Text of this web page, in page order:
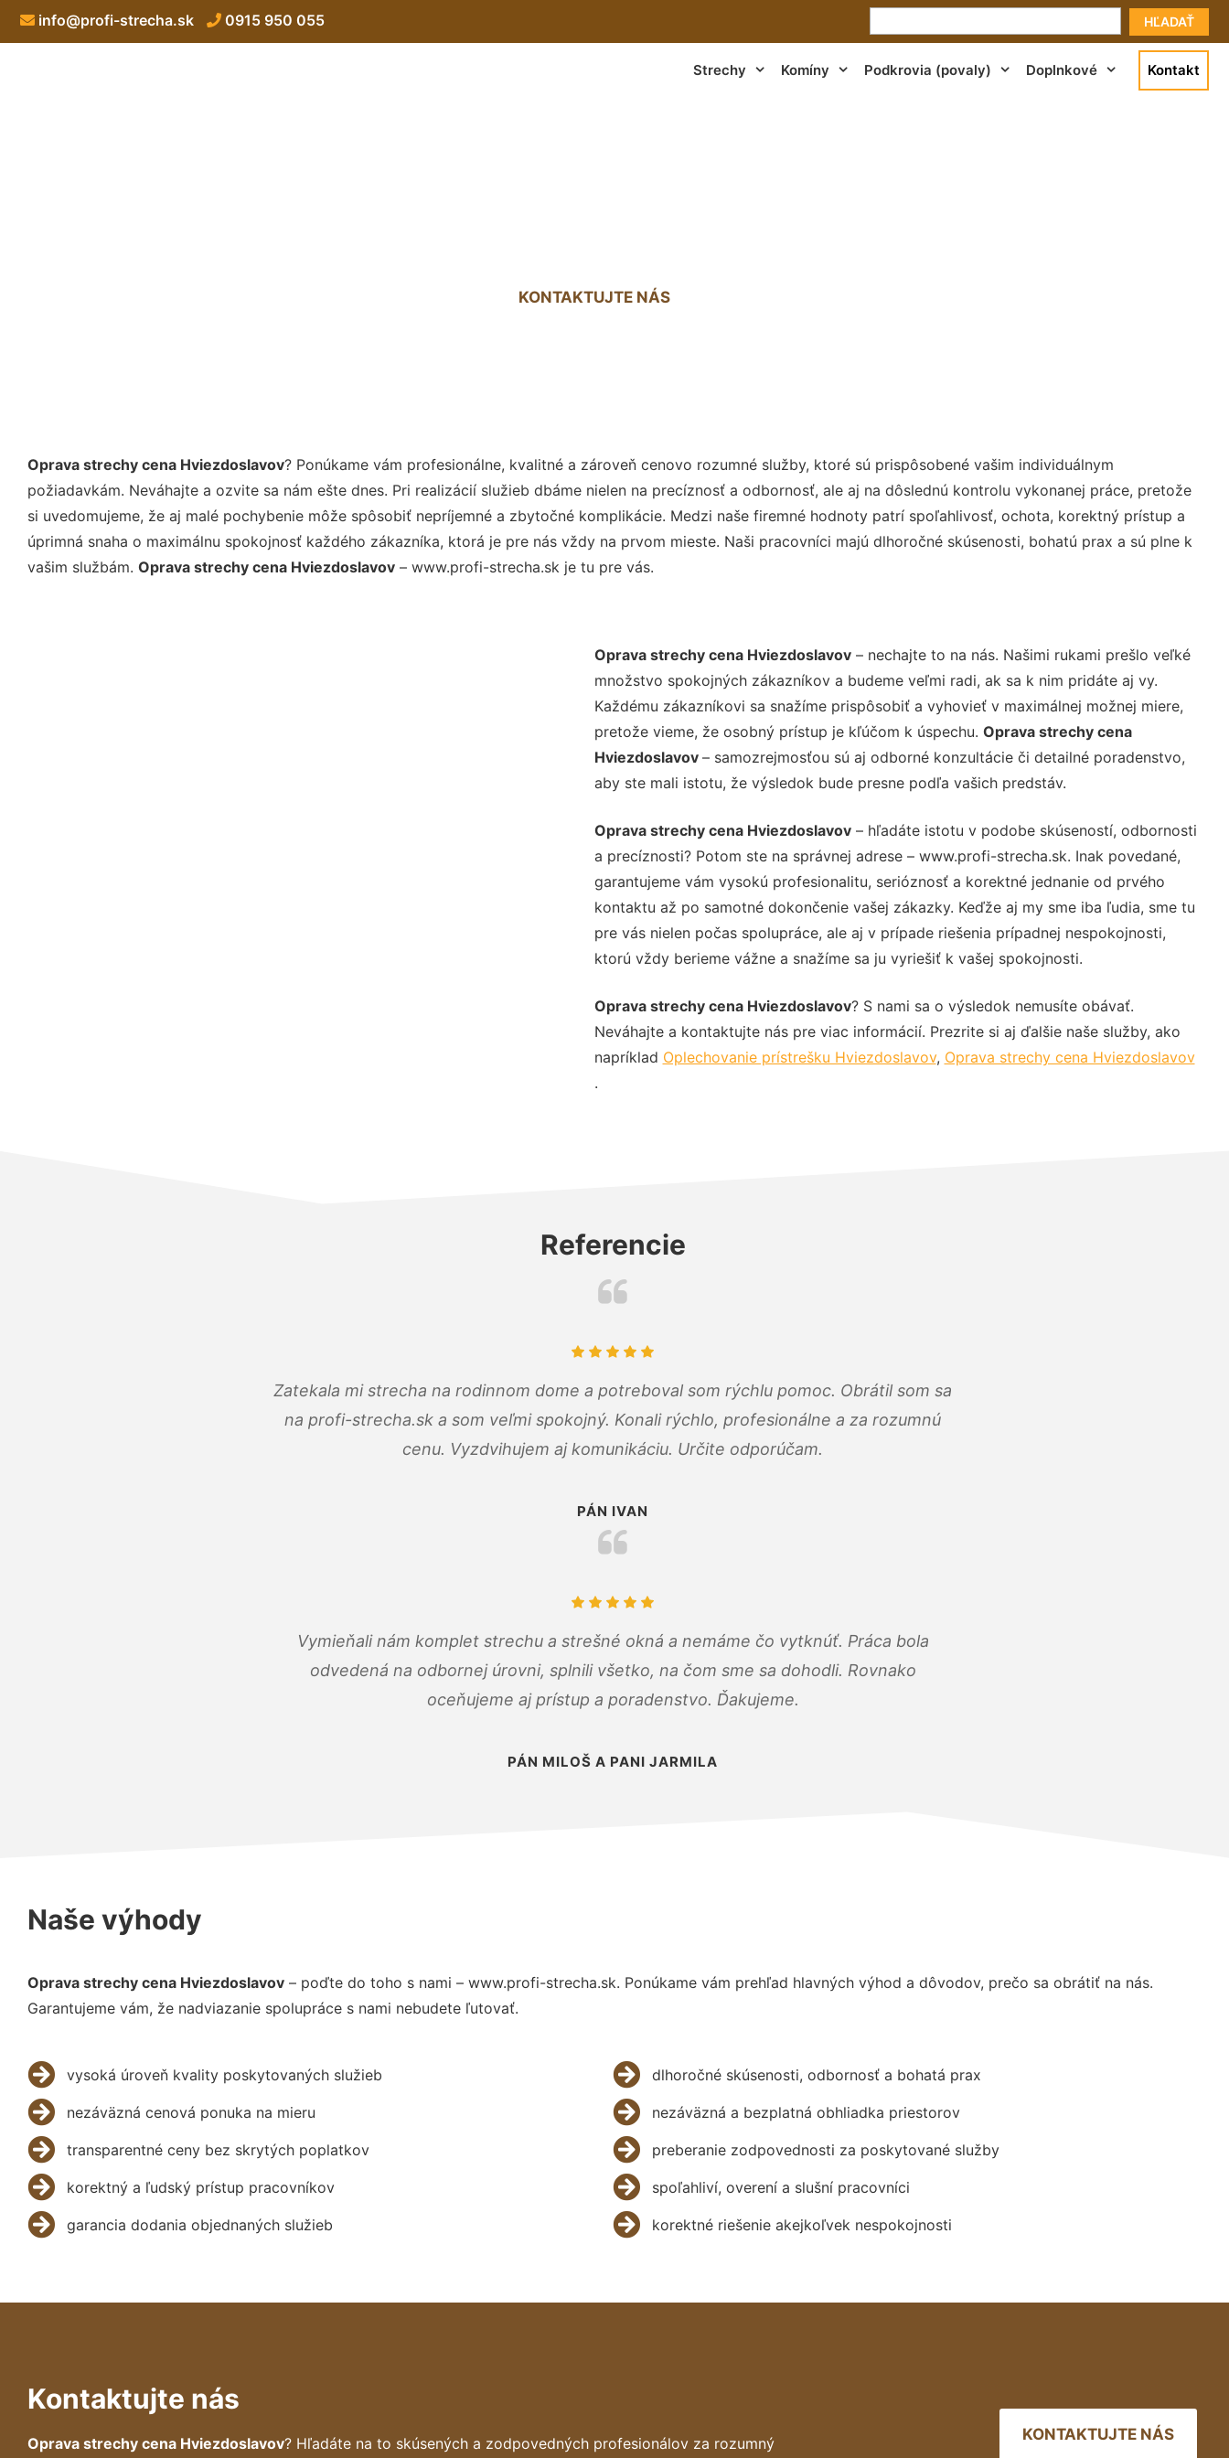
HĽADAŤ
info@profi-strecha.sk 0915 950 055
Strechy Komíny Podkrovia (povaly) Doplnkové Kontakt
KONTAKTUJTE NÁS
Oprava strechy cena Hviezdoslavov? Ponúkame vám profesionálne, kvalitné a zároveň cenovo rozumné služby, ktoré sú prispôsobené vašim individuálnym
požiadavkám. Neváhajte a ozvite sa nám ešte dnes. Pri realizácií služieb dbáme nielen na precíznosť a odbornosť, ale aj na dôslednú kontrolu vykonanej práce, pretože
si uvedomujeme, že aj malé pochybenie môže spôsobiť nepríjemné a zbytočné komplikácie. Medzi naše firemné hodnoty patrí spoľahlivosť, ochota, korektný prístup a
úprimná snaha o maximálnu spokojnosť každého zákazníka, ktorá je pre nás vždy na prvom mieste. Naši pracovníci majú dlhoročné skúsenosti, bohatú prax a sú plne k
vašim službám. Oprava strechy cena Hviezdoslavov – www.profi-strecha.sk je tu pre vás.
Oprava strechy cena Hviezdoslavov– nechajte to na nás. Našimi rukami prešlo veľké
množstvo spokojných zákazníkov a budeme veľmi radi, ak sa k nim pridáte aj vy.
Každému zákazníkovi sa snažíme prispôsobiť a vyhovieť v maximálnej možnej miere,
pretože vieme, že osobný prístup je kľúčom k úspechu. Oprava strechy cena
Hviezdoslavov – samozrejmosťou sú aj odborné konzultácie či detailné poradenstvo,
aby ste mali istotu, že výsledok bude presne podľa vašich predstáv.
Oprava strechy cena Hviezdoslavov– hľadáte istotu v podobe skúseností, odbornosti
a precíznosti? Potom ste na správnej adrese – www.profi-strecha.sk. Inak povedané,
garantujeme vám vysokú profesionalitu, serióznosť a korektné jednanie od prvého
kontaktu až po samotné dokončenie vašej zákazky. Keďže aj my sme iba ľudia, sme tu
pre vás nielen počas spolupráce, ale aj v prípade riešenia prípadnej nespokojnosti,
ktorú vždy berieme vážne a snažíme sa ju vyriešiť k vašej spokojnosti.
Oprava strechy cena Hviezdoslavov? S nami sa o výsledok nemusíte obávať.
Neváhajte a kontaktujte nás pre viac informácií. Prezrite si aj ďalšie naše služby, ako
napríklad Oplechovanie prístrešku Hviezdoslavov, Oprava strechy cena Hviezdoslavov
.
Referencie
Zatekala mi strecha na rodinnom dome a potreboval som rýchlu pomoc. Obrátil som sa
na profi-strecha.sk a som veľmi spokojný. Konali rýchlo, profesionálne a za rozumnú
cenu. Vyzdvihujem aj komunikáciu. Určite odporúčam.
PÁN IVAN
Vymieňali nám komplet strechu a strešné okná a nemáme čo vytknúť. Práca bola
odvedená na odbornej úrovni, splnili všetko, na čom sme sa dohodli. Rovnako
oceňujeme aj prístup a poradenstvo. Ďakujeme.
PÁN MILOŠ A PANI JARMILA
Naše výhody
Oprava strechy cena Hviezdoslavov – poďte do toho s nami – www.profi-strecha.sk. Ponúkame vám prehľad hlavných výhod a dôvodov, prečo sa obrátiť na nás.
Garantujeme vám, že nadviazanie spolupráce s nami nebudete ľutovať.
vysoká úroveň kvality poskytovaných služieb
nezáväzná cenová ponuka na mieru
transparentné ceny bez skrytých poplatkov
korektný a ľudský prístup pracovníkov
garancia dodania objednaných služieb
dlhoročné skúsenosti, odbornosť a bohatá prax
nezáväzná a bezplatná obhliadka priestorov
preberanie zodpovednosti za poskytované služby
spoľahliví, overení a slušní pracovníci
korektné riešenie akejkoľvek nespokojnosti
Kontaktujte nás
Oprava strechy cena Hviezdoslavov? Hľadáte na to skúsených a zodpovedných profesionálov za rozumný KONTAKTUJTE NÁS